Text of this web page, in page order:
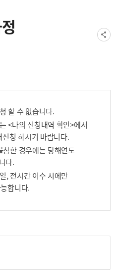
할 수 없습니다.
<나의 신청내역 확인>에서
청 하시기 바랍니다.
한 경우에는 당해연도
다.
, 전시간 이수 시에만
합니다.